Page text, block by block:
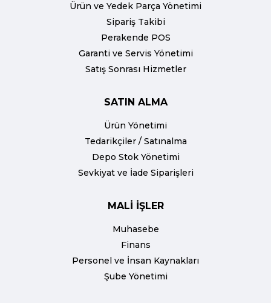
Ürün ve Yedek Parça Yönetimi
Sipariş Takibi
Perakende POS
Garanti ve Servis Yönetimi
Satış Sonrası Hizmetler
SATIN ALMA
Ürün Yönetimi
Tedarikçiler / Satınalma
Depo Stok Yönetimi
Sevkiyat ve İade Siparişleri
MALİ İŞLER
Muhasebe
Finans
Personel ve İnsan Kaynakları
Şube Yönetimi